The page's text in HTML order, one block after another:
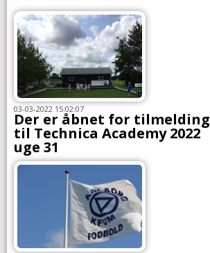
03-03-2022 15:02:07
Der er åbnet for tilmelding
til Technica Academy 2022
uge 31